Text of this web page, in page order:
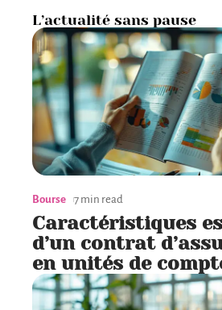
L’actualité sans pause
Bourse 7 min read
Caractéristiques
d’un contrat
en unités de